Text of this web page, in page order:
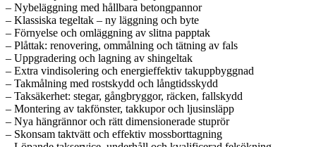
– Nybeläggning med hållbara betongpannor
– Klassiska tegeltak – ny läggning och byte
– Förnyelse och omläggning av slitna papptak
– Plåttak: renovering, ommålning och tätning av fals
– Uppgradering och lagning av shingeltak
– Extra vindisolering och energieffektiv takuppbyggnad
– Takmålning med rostskydd och långtidsskydd
– Taksäkerhet: stegar, gångbryggor, räcken, fallskydd
– Montering av takfönster, takkupor och ljusinsläpp
– Nya hängrännor och rätt dimensionerade stuprör
– Skonsam taktvätt och effektiv mossborttagning